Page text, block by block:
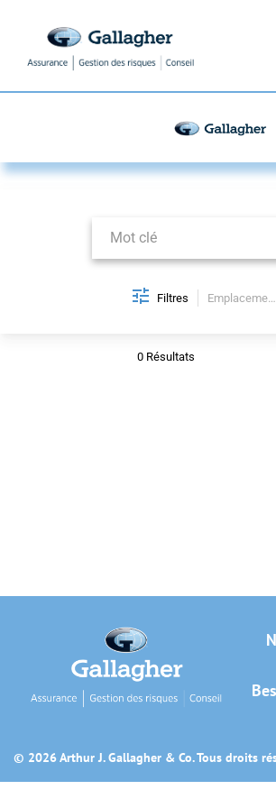
Job Search Page
Filtres Emplacements
0 Résultats
© 2026 Arthur J. Gallagher & Co. Tous droits